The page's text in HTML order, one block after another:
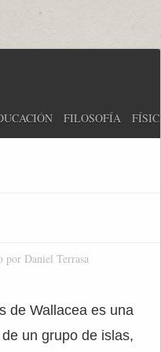
FILOSOFÍA
por Daniel Terrasa
de Wallacea es una
un grupo de islas,